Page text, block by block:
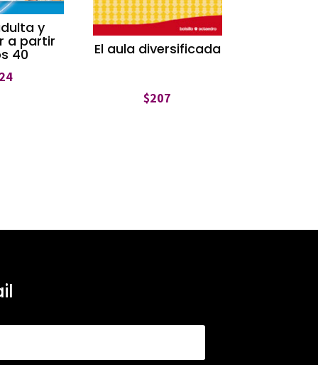
y
a partir
40 El aula diversificada
$207